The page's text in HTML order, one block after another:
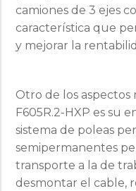
camiones de 3 ejes
característica que
y mejorar la
Otro de los aspectos
F605R.2-HXP es su
sistema de poleas
semipermanentes
transporte a la de
desmontar el cable,